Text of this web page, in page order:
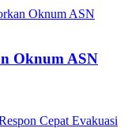
Oknum ASN